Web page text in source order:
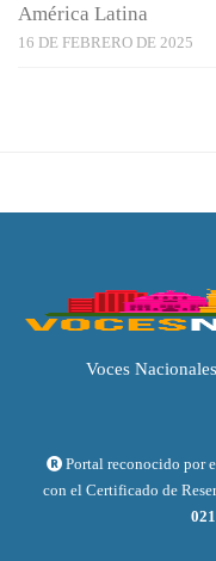
América Latina
16 DE FEBRERO DE 2025
Voces Nacionales
Portal reconocido por
con el Certificado de